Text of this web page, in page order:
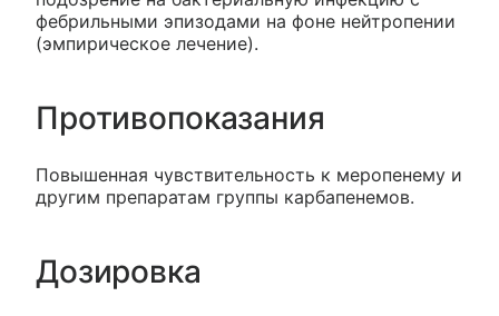
фебрильными эпизодами на фоне нейтропении
(эмпирическое лечение).
Противопоказания
Повышенная чувствительность к меропенему и
другим препаратам группы карбапенемов.
Дозировка